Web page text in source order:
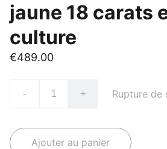
jaune 18 carats
culture
€489.00
- + Rupture de
Ajouter au panier